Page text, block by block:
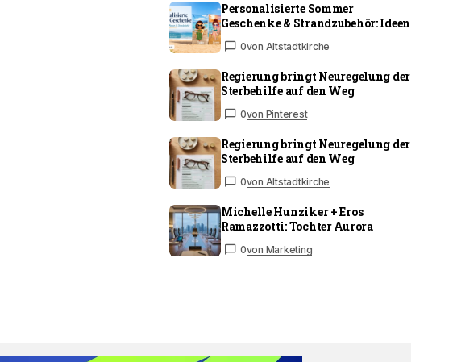
Personalisierte Sommer
Geschenke & Strandzubehör: Ideen
0von Altstadtkirche
Regierung bringt Neuregelung der
Sterbehilfe auf den Weg
0von Pinterest
Regierung bringt Neuregelung der
Sterbehilfe auf den Weg
0von Altstadtkirche
Michelle Hunziker + Eros
Ramazzotti: Tochter Aurora
0von Marketing